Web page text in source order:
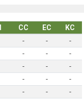
CC EC
KC
- -
-
- -
-
- -
-
- -
-
- -
-